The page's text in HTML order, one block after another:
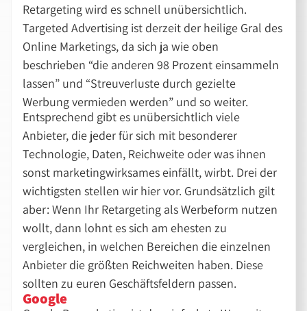
Retargeting wird es schnell unübersichtlich.
Targeted Advertising ist derzeit der heilige Gral des
Online Marketings, da sich ja wie oben
beschrieben “die anderen 98 Prozent einsammeln
lassen” und “Streuverluste durch gezielte
Werbung vermieden werden” und so weiter.
Entsprechend gibt es unübersichtlich viele
Anbieter, die jeder für sich mit besonderer
Technologie, Daten, Reichweite oder was ihnen
sonst marketingwirksames einfällt, wirbt. Drei der
wichtigsten stellen wir hier vor. Grundsätzlich gilt
aber: Wenn Ihr Retargeting als Werbeform nutzen
wollt, dann lohnt es sich am ehesten zu
vergleichen, in welchen Bereichen die einzelnen
Anbieter die größten Reichweiten haben. Diese
sollten zu euren Geschäftsfeldern passen.
Google